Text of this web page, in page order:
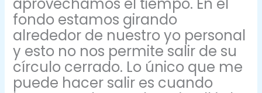
aprovechamos el tiempo. En el
fondo estamos girando
alrededor de nuestro yo personal
y esto no nos permite salir de su
círculo cerrado. Lo único que me
puede hacer salir es cuando